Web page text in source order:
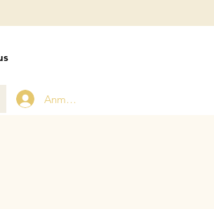
Anmelden